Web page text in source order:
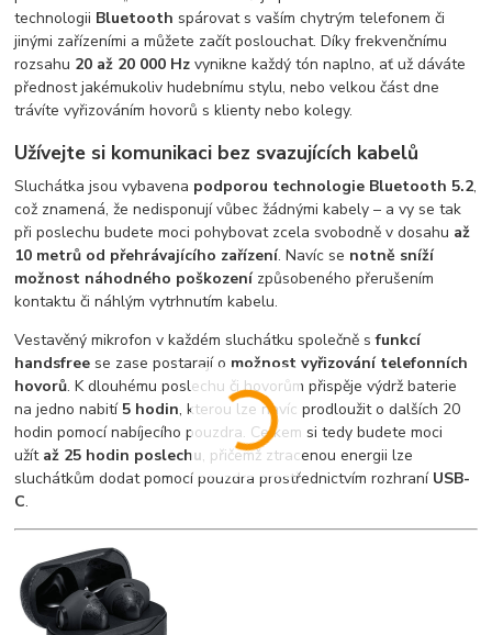
technologii Bluetooth spárovat s vaším chytrým telefonem či
jinými zařízeními a můžete začít poslouchat. Díky frekvenčnímu
rozsahu 20 až 20 000 Hz vynikne každý tón naplno, ať už dáváte
přednost jakémukoliv hudebnímu stylu, nebo velkou část dne
trávíte vyřizováním hovorů s klienty nebo kolegy.
Užívejte si komunikaci bez svazujících kabelů
Sluchátka jsou vybavena podporou technologie Bluetooth 5.2,
což znamená, že nedisponují vůbec žádnými kabely – a vy se tak
při poslechu budete moci pohybovat zcela svobodně v dosahu až
10 metrů od přehrávajícího zařízení. Navíc se notně sníží
možnost náhodného poškozenízpůsobeného přerušením
kontaktu či náhlým vytrhnutím kabelu.
Vestavěný mikrofon v každém sluchátku společně sfunkcí
handsfree se zase postarají o možnost vyřizování telefonních
hovorů. K dlouhému poslechu či hovorům přispěje výdrž baterie
na jedno nabití 5 hodin, kterou lze navíc prodloužit o dalších 20
hodin pomocí nabíjecího pouzdra. Celkem si tedy budete moci
užít až 25 hodin poslechu, přičemž ztracenou energii lze
sluchátkům dodat pomocí pouzdra prostřednictvím rozhraní USB-
C.